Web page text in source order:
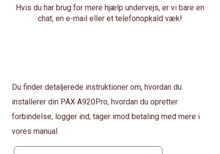
Hvis du har brug for mere hjælp undervejs, er vi bare en
chat, en e-mail eller et telefonopkald væk!
Du finder detaljerede instruktioner om, hvordan du
installerer din PAX A920Pro, hvordan du opretter
forbindelse, logger ind, tager imod betaling med mere i
vores manual.